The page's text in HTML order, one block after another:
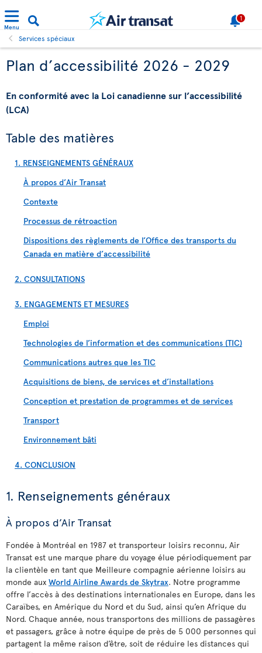
Menu
1
Services spéciaux
Plan d’accessibilité 2026 - 2029
En conformité avec la Loi canadienne sur l’accessibilité
(LCA)
Table des matières
1. RENSEIGNEMENTS GÉNÉRAUX
À propos d’Air Transat
Contexte
Processus de rétroaction
Dispositions des règlements de l’Office des transports du
Canada en matière d’accessibilité
2. CONSULTATIONS
3. ENGAGEMENTS ET MESURES
Emploi
Technologies de l’information et des communications (TIC)
Communications autres que les TIC
Acquisitions de biens, de services et d’installations
Conception et prestation de programmes et de services
Transport
Environnement bâti
4. CONCLUSION
1. Renseignements généraux
À propos d’Air Transat
Fondée à Montréal en 1987 et transporteur loisirs reconnu, Air
Transat est une marque phare du voyage élue périodiquement par
la clientèle en tant que Meilleure compagnie aérienne loisirs au
monde aux World Airline Awards de Skytrax. Notre programme
offre l’accès à des destinations internationales en Europe, dans les
Caraïbes, en Amérique du Nord et du Sud, ainsi qu’en Afrique du
Nord. Chaque année, nous transportons des millions de passagères
et passagers, grâce à notre équipe de près de 5 000 personnes qui
partagent la même raison d’être, soit de réduire les distances qui